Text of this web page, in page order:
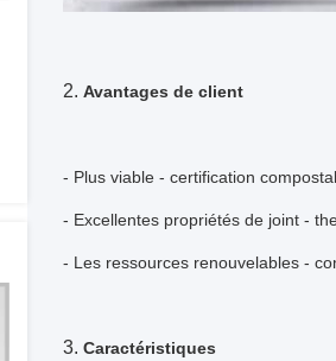
2. Avantages de client
- Plus viable - certification
- Excellentes propriétés de joint -
- Les ressources renouvelables -
3. Caractéristiques